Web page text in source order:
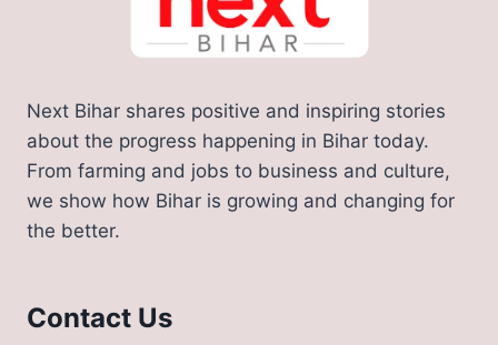
Next Bihar shares positive and inspiring stories
about the progress happening in Bihar today.
From farming and jobs to business and culture,
we show how Bihar is growing and changing for
the better.
Contact Us